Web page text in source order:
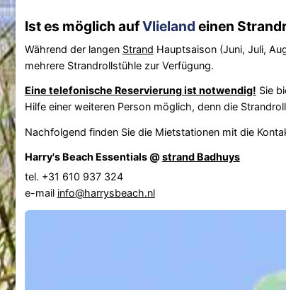
Ist es möglich aufVlieland einen
Während der langen Strand Hauptsaison (Juni, Juli,
mehrere Strandrollstühle zur Verfügung.
Eine telefonische Reservierung ist notwendig! Sie
Hilfe einer weiteren Person möglich, denn die
Nachfolgend finden Sie die Mietstationen mit die
Harry's Beach Essentials @strand Badhuys
tel. +31 610 937 324
e-mail info@harrysbeach.nl